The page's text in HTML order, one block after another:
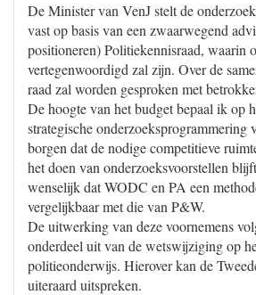
De Minister van VenJ stelt de
vast op basis van een zwaarwegend
positioneren) Politiekennisraad, waarin
vertegenwoordigd zal zijn. Over de
raad zal worden gesproken met
De hoogte van het budget bepaal ik op
strategische onderzoeksprogrammering
borgen dat de nodige competitieve
het doen van onderzoeksvoorstellen
wenselijk dat WODC en PA een
vergelijkbaar met die van P&W.
De uitwerking van deze voornemens
onderdeel uit van de wetswijziging op
politieonderwijs. Hierover kan de
uiteraard uitspreken.